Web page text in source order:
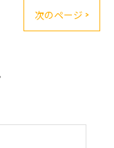
次のページ >